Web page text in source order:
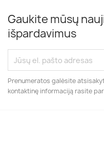
Gaukite mūsų
išpardavimus
Prenumeratos galėsite
kontaktinę informaciją rasite